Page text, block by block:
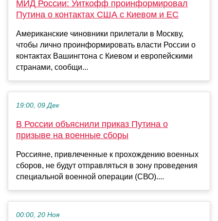
МИД России: Уиткофф проинформировал
Путина о контактах США с Киевом и ЕС
Американские чиновники прилетали в Москву,
чтобы лично проинформировать власти России о
контактах Вашингтона с Киевом и европейскими
странами, сообщи...
19:00, 09 Дек
В России объяснили приказ Путина о
призыве на военные сборы
Россияне, привлеченные к прохождению военных
сборов, не будут отправляться в зону проведения
специальной военной операции (СВО)....
00:00, 20 Ноя